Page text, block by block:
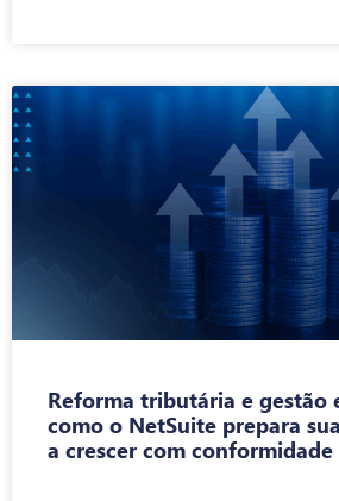
Reforma tributária e gestão
como o NetSuite prepara
a crescer com conformidade